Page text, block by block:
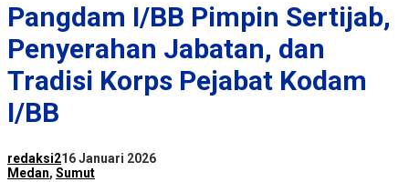
Pangdam I/BB Pimpin Sertijab,
Penyerahan Jabatan, dan
Tradisi Korps Pejabat Kodam
I/BB
redaksi216 Januari 2026
Medan, Sumut